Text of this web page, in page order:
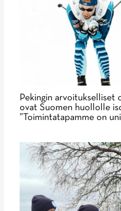
Pekingin arvoitukselliset
ovat Suomen huollolle
”Toimintatapamme on